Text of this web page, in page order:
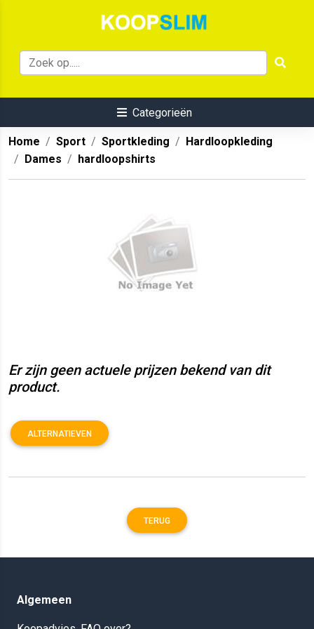
Categorieën
Home Sport Sportkleding
Hardloopkleding
Dames
hardloopshirts
Er zijn geen actuele prijzen bekend van dit
product.
ALTERNATIEVEN
TERUG
Algemeen